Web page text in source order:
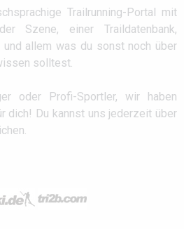
Trailrunning-Portal mit
Szene, einer Traildatenbank,
und allem was du sonst noch über
solltest.
oder Profi-Sportler, wir haben
dich! Du kannst uns jederzeit über